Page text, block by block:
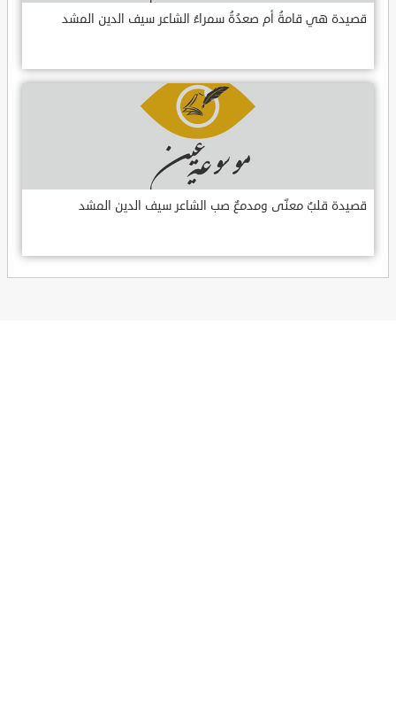
قصيدة هي قامةُ أم صعدُةُ سمراءُ الشاعر سيف الدين المشد
قصيدة قلبٌ معنّى ومدمعٌ صب الشاعر سيف الدين المشد